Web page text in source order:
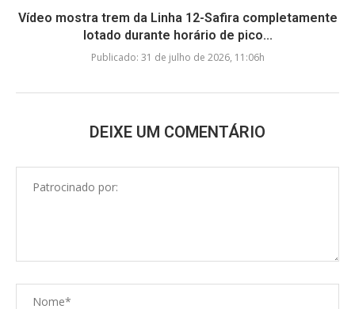
Vídeo mostra trem da Linha 12-Safira completamente
lotado durante horário de pico...
Publicado: 31 de julho de 2026, 11:06h
DEIXE UM COMENTÁRIO